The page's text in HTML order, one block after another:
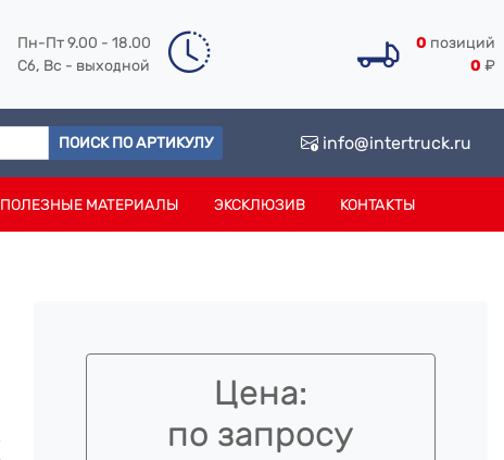
Пн-Пт 9.00 - 18.00
Сб, Вс - выходной
0 позиций
0 ₽
ПОИСК ПО АРТИКУЛУ info@intertruck.ru
ПОЛЕЗНЫЕ МАТЕРИАЛЫ ЭКСКЛЮЗИВ КОНТАКТЫ
Цена:
по запросу